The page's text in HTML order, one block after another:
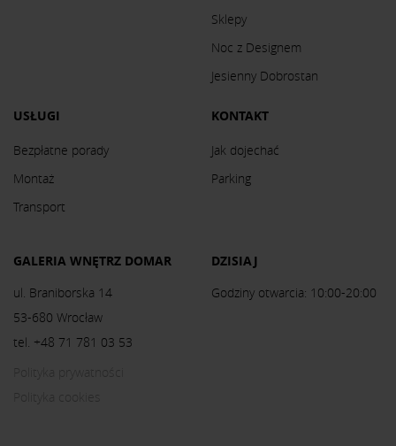
Sklepy
Noc z Designem
Jesienny Dobrostan
USŁUGI
Bezpłatne porady
Montaż
Transport
KONTAKT
Jak dojechać
Parking
GALERIA WNĘTRZ DOMAR
ul. Braniborska 14
53-680 Wrocław
tel. +48 71 781 03 53
DZISIAJ
Godziny otwarcia: 10:00-20:00